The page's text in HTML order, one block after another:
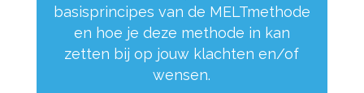
basisprincipes van de MELTmethode
en hoe je deze methode in kan
zetten bij op jouw klachten en/of
wensen.